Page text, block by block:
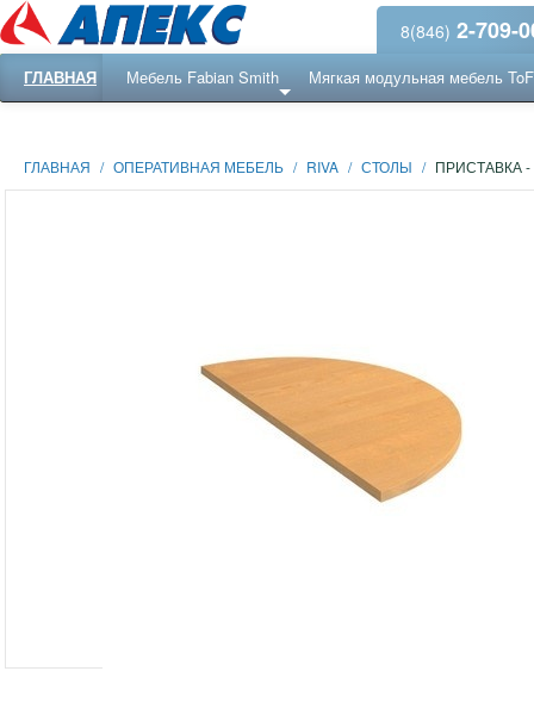
8(846) 2-709-
ГЛАВНАЯ Мебель Fabian Smith Мягкая модульная мебель
ГЛАВНАЯ / ОПЕРАТИВНАЯ МЕБЕЛЬ / RIVA / СТОЛЫ / ПРИСТАВКА -